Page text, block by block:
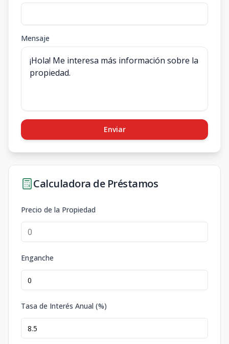
Mensaje
Enviar
Calculadora de Préstamos
Precio de la Propiedad
Enganche
Tasa de Interés Anual (%)